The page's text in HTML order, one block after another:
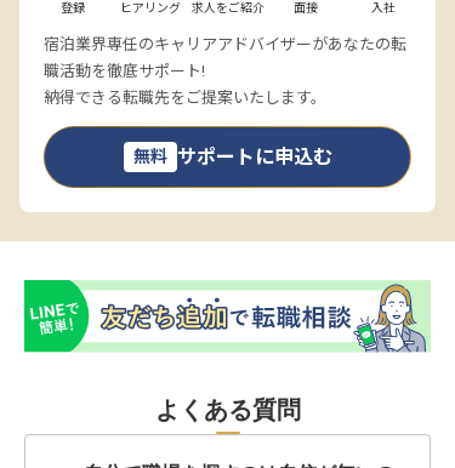
登録
ヒアリング
求人をご紹介
面接
入社
宿泊業界専任のキャリアアドバイザーがあなたの転
職活動を徹底サポート!
納得できる転職先をご提案いたします。
無料 サポートに申込む
よくある質問